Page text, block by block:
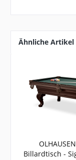
Ähnliche Artikel
Billardtisch -